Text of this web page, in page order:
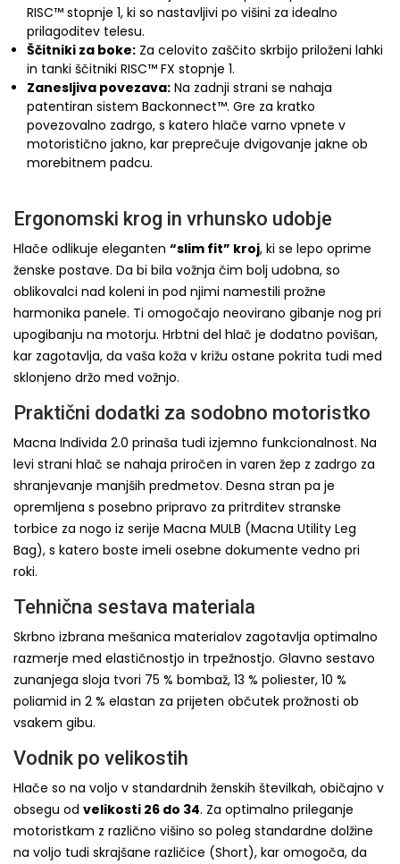
RISC™ stopnje 1, ki so nastavljivi po višini za idealno
prilagoditev telesu.
Ščitniki za boke: Za celovito zaščito skrbijo priloženi lahki
in tanki ščitniki RISC™ FX stopnje 1.
Zanesljiva povezava: Na zadnji strani se nahaja
patentiran sistem Backonnect™. Gre za kratko
povezovalno zadrgo, s katero hlače varno vpnete v
motoristično jakno, kar preprečuje dvigovanje jakne ob
morebitnem padcu.
Ergonomski krog in vrhunsko udobje
Hlače odlikuje eleganten “slim fit” kroj, ki se lepo oprime
ženske postave. Da bi bila vožnja čim bolj udobna, so
oblikovalci nad koleni in pod njimi namestili prožne
harmonika panele. Ti omogočajo neovirano gibanje nog pri
upogibanju na motorju. Hrbtni del hlač je dodatno povišan,
kar zagotavlja, da vaša koža v križu ostane pokrita tudi med
sklonjeno držo med vožnjo.
Praktični dodatki za sodobno motoristko
Macna Individa 2.0 prinaša tudi izjemno funkcionalnost. Na
levi strani hlač se nahaja priročen in varen žep z zadrgo za
shranjevanje manjših predmetov. Desna stran pa je
opremljena s posebno pripravo za pritrditev stranske
torbice za nogo iz serije Macna MULB (Macna Utility Leg
Bag), s katero boste imeli osebne dokumente vedno pri
roki.
Tehnična sestava materiala
Skrbno izbrana mešanica materialov zagotavlja optimalno
razmerje med elastičnostjo in trpežnostjo. Glavno sestavo
zunanjega sloja tvori 75 % bombaž, 13 % poliester, 10 %
poliamid in 2 % elastan za prijeten občutek prožnosti ob
vsakem gibu.
Vodnik po velikostih
Hlače so na voljo v standardnih ženskih številkah, običajno v
obsegu od velikosti 26 do 34. Za optimalno prileganje
motoristkam z različno višino so poleg standardne dolžine
na voljo tudi skrajšane različice (Short), kar omogoča, da